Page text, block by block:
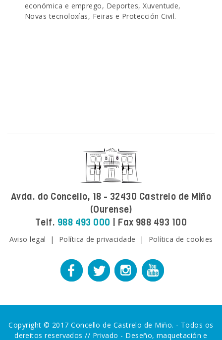
económica e emprego, Deportes, Xuventude,
Novas tecnoloxías, Feiras e Protección Civil.
Avda. do Concello, 18 - 32430 Castrelo de Miño
(Ourense)
Telf. 988 493 000 | Fax 988 493 100
Aviso legal | Política de privacidade | Política de cookies
Copyright © 2017 Concello de Castrelo de Miño. - Todos os
dereitos reservados // Privado - Deseño, maquetación e